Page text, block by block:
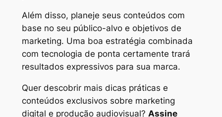
Além disso, planeje seus conteúdos com
base no seu público-alvo e objetivos de
marketing. Uma boa estratégia combinada
com tecnologia de ponta certamente trará
resultados expressivos para sua marca.
Quer descobrir mais dicas práticas e
conteúdos exclusivos sobre marketing
digital e produção audiovisual? Assine